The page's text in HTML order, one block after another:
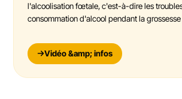
l'alcoolisation fœtale, c'est-à-dire les
consommation d'alcool pendant la
Vidéo &amp; infos